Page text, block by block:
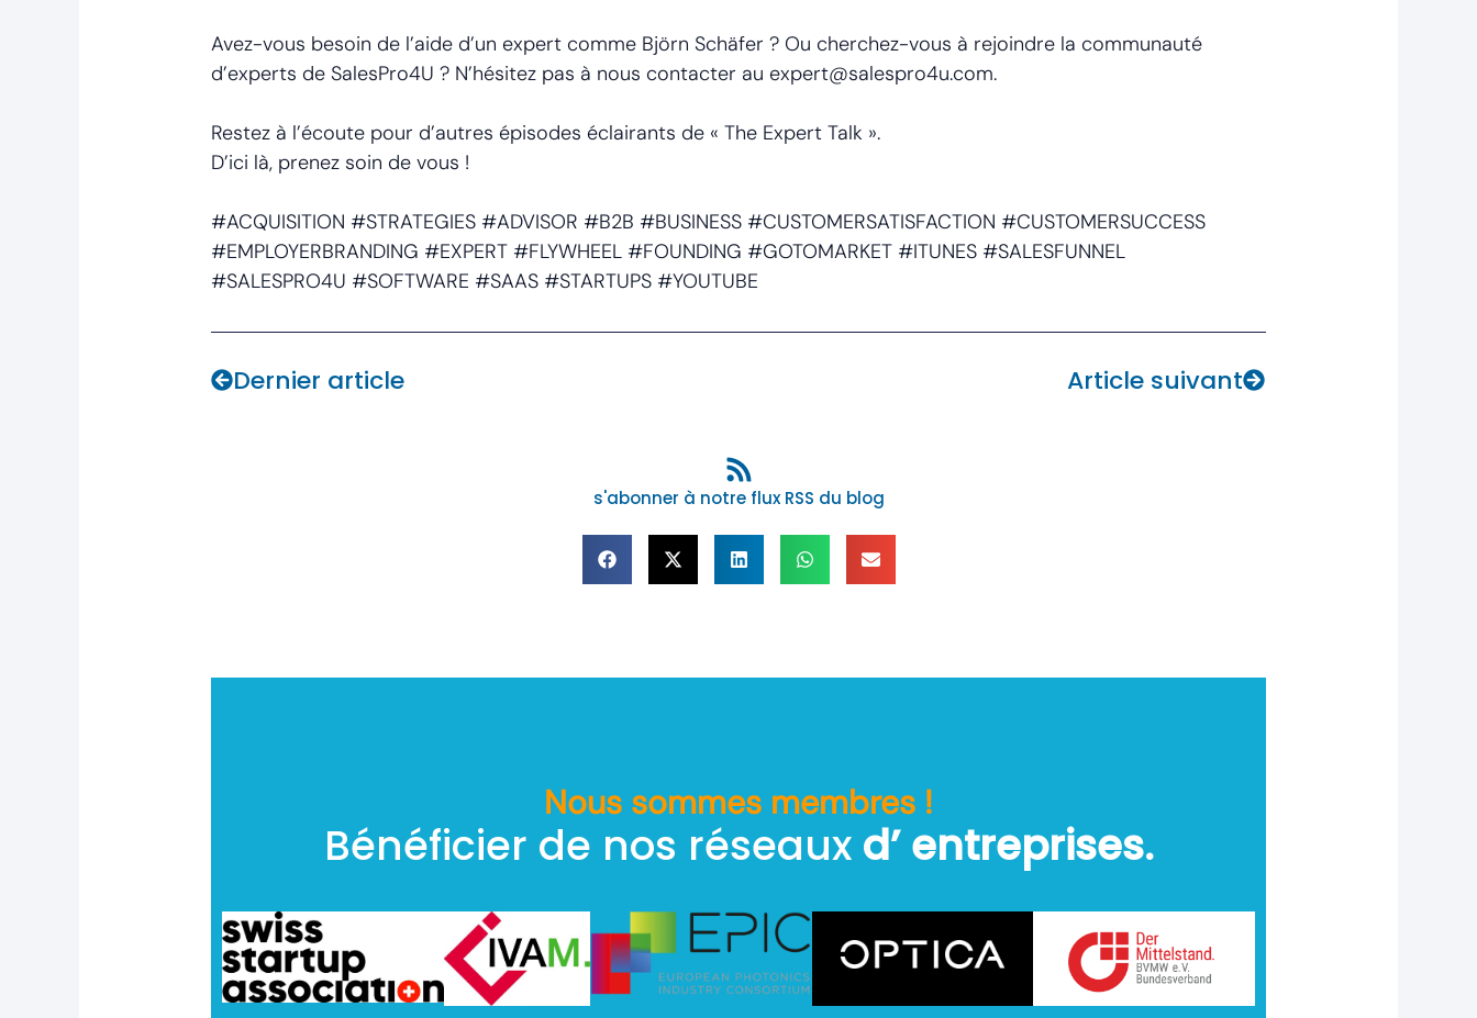
Avez-vous besoin de l’aide d’un expert comme Björn Schäfer ? Ou cherchez-vous à rejoindre la communauté
d’experts de SalesPro4U ? N’hésitez pas à nous contacter au expert@salespro4u.com.
Restez à l’écoute pour d’autres épisodes éclairants de « The Expert Talk ».
D’ici là, prenez soin de vous !
#ACQUISITION #STRATEGIES #ADVISOR #B2B #BUSINESS #CUSTOMERSATISFACTION #CUSTOMERSUCCESS
#EMPLOYERBRANDING #EXPERT #FLYWHEEL #FOUNDING #GOTOMARKET #ITUNES #SALESFUNNEL
#SALESPRO4U #SOFTWARE #SAAS #STARTUPS #YOUTUBE
Dernier article Article suivant
s'abonner à notre flux RSS du blog
Nous sommes membres !
Bénéficier de nos réseaux d’ entreprises.